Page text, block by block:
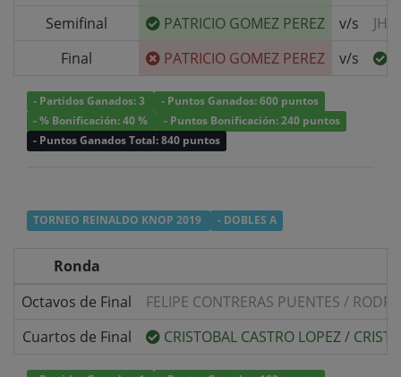
Semifinal
PATRICIO GOMEZ PEREZ v/s
Final
PATRICIO GOMEZ PEREZ v/s
- Partidos Ganados: 3
- Puntos Ganados: 600 puntos
- % Bonificación: 40 %
- Puntos Bonificación: 240 puntos
- Puntos Ganados Total: 840 puntos
TORNEO REINALDO KNOP 2019 - DOBLES A
Ronda
Octavos de Final
FELIPE CONTRERAS PUENTES /
Cuartos de Final
CRISTOBAL CASTRO LOPEZ/